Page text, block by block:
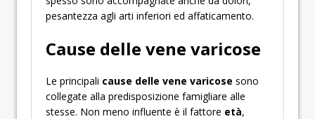
pesantezza agli arti inferiori ed affaticamento.
Cause delle vene varicose
Le principali cause delle vene varicose sono
collegate alla predisposizione famigliare alle
stesse. Non meno influente è il fattore età,